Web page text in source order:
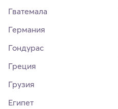
Гватемала
Германия
Гондурас
Греция
Грузия
Египет